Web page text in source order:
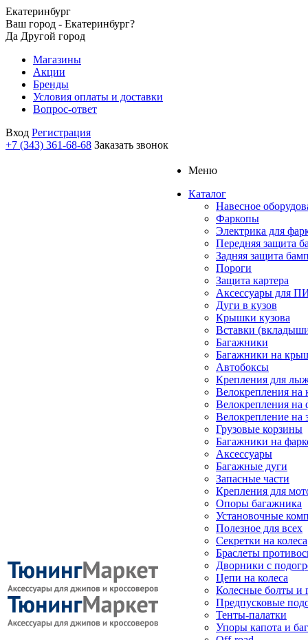
Екатеринбург
Ваш город - Екатеринбург?
Да Другой город
Магазины
Акции
Бренды
Условия оплаты и доставки
Вопрос-ответ
Вход Регистрация
+7 (343) 361-68-68 Заказать звонок
Меню
Каталог
Навесное
Фаркопы
Электрика для
Передняя защита
Задняя защита
Пороги
Защита картера
Аксессуары для
Дуги в кузов
Крышки кузова
Вставки
Багажники
Багажники на
Автобоксы
Крепления для
Велокрепления
Велокрепления на
Велокрепление на
Грузовые корзины
Багажники на
Аксессуары
Багажные дуги
Запасные части
Крепления для
Опоры багажника
Установочные
Полезное для всех
Секретки на колеса
Браслеты
Дворники с
Цепи на колеса
Колесные болты и
Предпусковые
Тенты-палатки
Упоры капота и